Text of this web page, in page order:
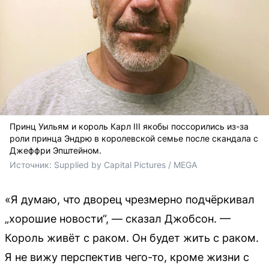
Принц Уильям и король Карл III якобы поссорились из-за
роли принца Эндрю в королевской семье после скандала с
Джеффри Эпштейном.
Источник: Supplied by Capital Pictures / MEGA
«Я думаю, что дворец чрезмерно подчёркивал
„хорошие новости“, — сказал Джобсон. —
Король живёт с раком. Он будет жить с раком.
Я не вижу перспектив чего-то, кроме жизни с